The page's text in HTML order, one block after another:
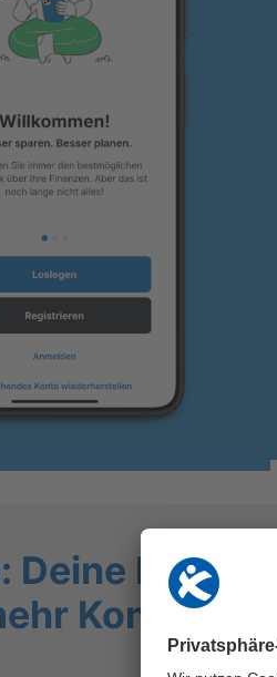
Deine
Kon­trol­le